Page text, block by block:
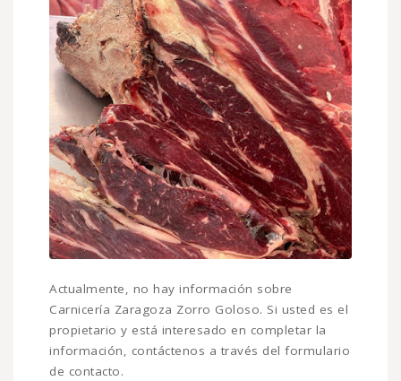
Actualmente, no hay información sobre
Carnicería Zaragoza Zorro Goloso. Si usted es el
propietario y está interesado en completar la
información, contáctenos a través del formulario
de contacto.